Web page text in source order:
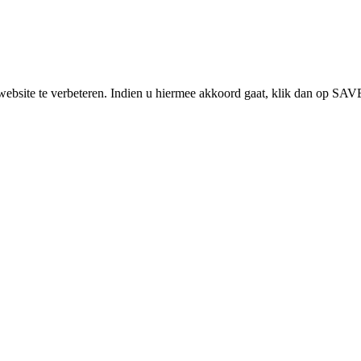
te verbeteren. Indien u hiermee akkoord gaat, klik dan op